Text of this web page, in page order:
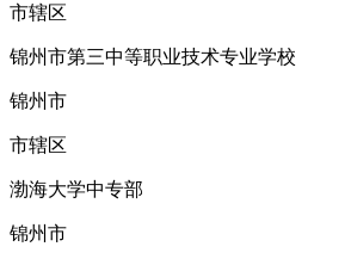
市辖区
锦州市第三中等职业技术专业学校
锦州市
市辖区
渤海大学中专部
锦州市